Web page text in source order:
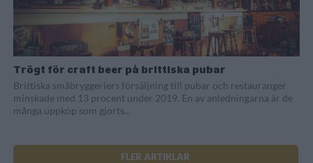
Trögt för craft beer på brittiska pubar
Brittiska småbryggeriers försäljning till pubar och restauranger
minskade med 13 procent under 2019. En av anledningarna är de
många uppköp som gjorts...
FLER ARTIKLAR